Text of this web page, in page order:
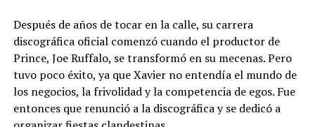
Después de años de tocar en la calle, su carrera
discográfica oficial comenzó cuando el productor de
Prince, Joe Ruffalo, se transformó en su mecenas. Pero
tuvo poco éxito, ya que Xavier no entendía el mundo de
los negocios, la frivolidad y la competencia de egos. Fue
entonces que renunció a la discográfica y se dedicó a